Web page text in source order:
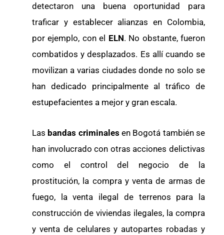
detectaron una buena oportunidad para
traficar y establecer alianzas en Colombia,
por ejemplo, con el ELN. No obstante, fueron
combatidos y desplazados. Es allí cuando se
movilizan a varias ciudades donde no solo se
han dedicado principalmente al tráfico de
estupefacientes a mejor y gran escala.
Las bandas criminales en Bogotá también se
han involucrado con otras acciones delictivas
como el control del negocio de la
prostitución, la compra y venta de armas de
fuego, la venta ilegal de terrenos para la
construcción de viviendas ilegales, la compra
y venta de celulares y autopartes robadas y